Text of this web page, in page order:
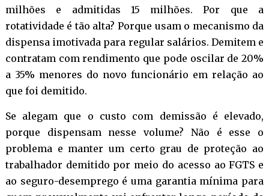
milhões e admitidas 15 milhões. Por que a
rotatividade é tão alta? Porque usam o mecanismo da
dispensa imotivada para regular salários. Demitem e
contratam com rendimento que pode oscilar de 20%
a 35% menores do novo funcionário em relação ao
que foi demitido.
Se alegam que o custo com demissão é elevado,
porque dispensam nesse volume? Não é esse o
problema e manter um certo grau de proteção ao
trabalhador demitido por meio do acesso ao FGTS e
ao seguro-desemprego é uma garantia mínima para